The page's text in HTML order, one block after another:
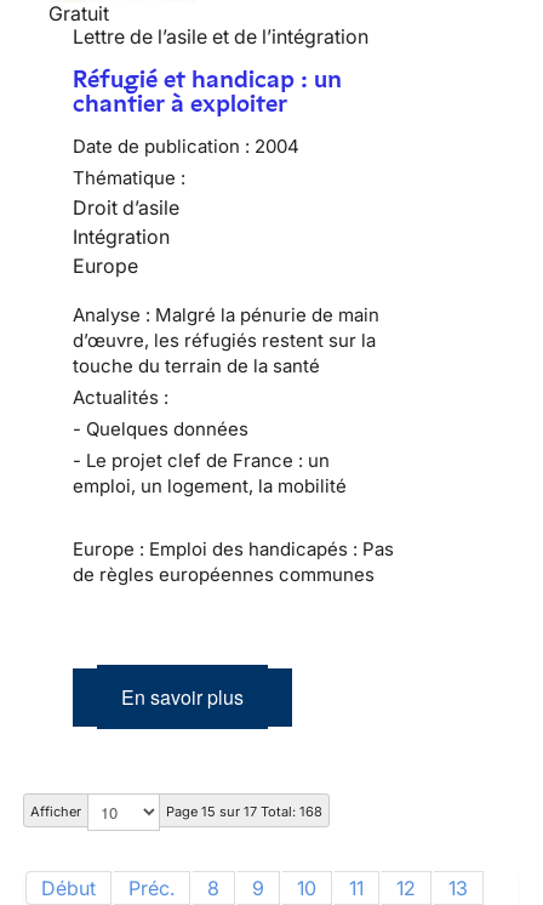
Gratuit
Lettre de l’asile et de l’intégration
Réfugié et handicap : un
chantier à exploiter
Date de publication : 2004
Thématique :
Droit d’asile
Intégration
Europe
Analyse : Malgré la pénurie de main
d’œuvre, les réfugiés restent sur la
touche du terrain de la santé
Actualités :
- Quelques données
- Le projet clef de France : un
emploi, un logement, la mobilité
Europe : Emploi des handicapés : Pas
de règles européennes communes
En savoir plus
Afficher Page 15 sur 17 Total: 168
Début Préc. 8 9 10 11 12 13